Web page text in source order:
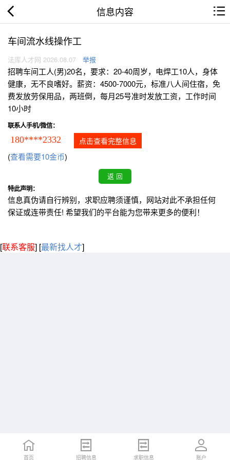
信息内容
车间流水线操作工
法库人才网 2026.08.07 举报
招聘车间工人(男)20名，要求：20-40周岁，电焊工10人，身体
健康，无不良嗜好。薪资：4500-7000元，标准八人间住宿，免
费发放劳保用品，两班倒，每月25号准时发放工资，工作时间
10小时
联系人手机/微信：
180****2332 点击查看完整信息
(查看需要10金币)
特此声明：
信息真伪请自行辨别，求职应聘须谨慎，网站对此不承担任何
保证或连带责任! 希望我们的平台能为您带来更多的便利！
[联系客服] [最新找人才]
首页 招聘信息 求职信息 账户